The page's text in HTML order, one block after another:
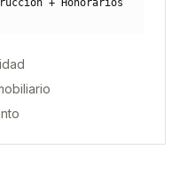
+ Honorarios